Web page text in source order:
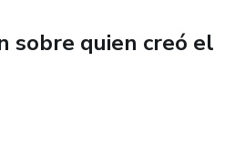
sobre quien creó el